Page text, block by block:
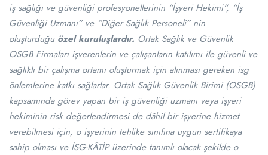
iş sağlığı ve güvenliği profesyonellerinin “İşyeri Hekimi“, “İş
Güvenliği Uzmanı” ve “Diğer Sağlık Personeli” nin
oluşturduğu özel kuruluşlardır. Ortak Sağlık ve Güvenlik
OSGB Firmaları işverenlerin ve çalışanların katılımı ile güvenli ve
sağlıklı bir çalışma ortamı oluşturmak için alınması gereken isg
önlemlerine katkı sağlarlar. Ortak Sağlık Güvenlik Birimi (OSGB)
kapsamında görev yapan bir iş güvenliği uzmanı veya işyeri
hekiminin risk değerlendirmesi de dâhil bir işyerine hizmet
verebilmesi için, o işyerinin tehlike sınıfına uygun sertifikaya
sahip olması ve İSG-KÂTİP üzerinde tanımlı olacak şekilde o